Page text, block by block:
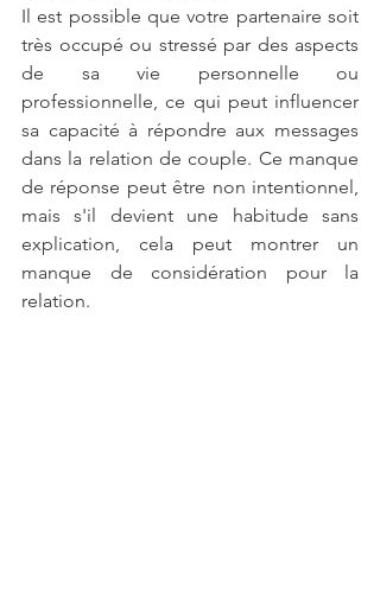
Il est possible que votre partenaire soit
très occupé ou stressé par des aspects
de sa vie personnelle ou
professionnelle, ce qui peut influencer
sa capacité à répondre aux messages
dans la relation de couple. Ce manque
de réponse peut être non intentionnel,
mais s'il devient une habitude sans
explication, cela peut montrer un
manque de considération pour la
relation.